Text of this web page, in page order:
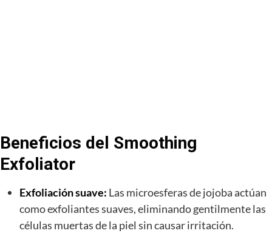
Beneficios del Smoothing
Exfoliator
Exfoliación suave: Las microesferas de jojoba actúan
como exfoliantes suaves, eliminando gentilmente las
células muertas de la piel sin causar irritación.